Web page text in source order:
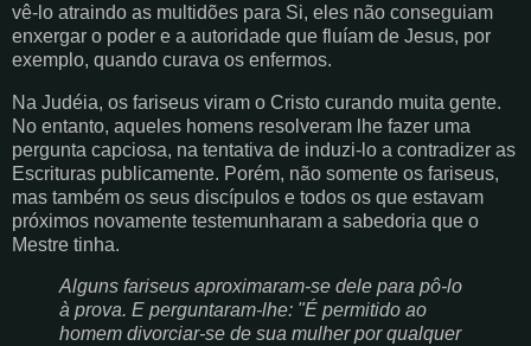
vê-lo atraindo as multidões para Si, eles não conseguiam
enxergar o poder e a autoridade que fluíam de Jesus, por
exemplo, quando curava os enfermos.
Na Judéia, os fariseus viram o Cristo curando muita gente.
No entanto, aqueles homens resolveram lhe fazer uma
pergunta capciosa, na tentativa de induzi-lo a contradizer as
Escrituras publicamente. Porém, não somente os fariseus,
mas também os seus discípulos e todos os que estavam
próximos novamente testemunharam a sabedoria que o
Mestre tinha.
Alguns fariseus aproximaram-se dele para pô-lo
à prova. E perguntaram-lhe: "É permitido ao
homem divorciar-se de sua mulher por qualquer